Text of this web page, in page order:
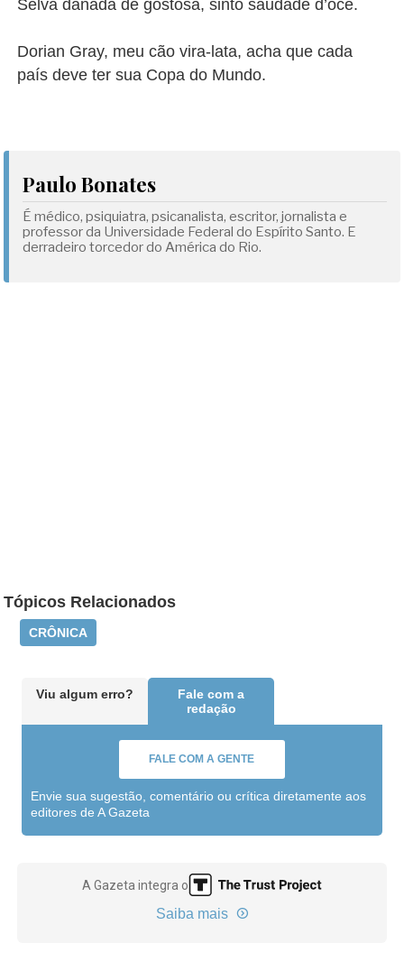
Selva danada de gostosa, sinto saudade d’ocê.
Dorian Gray, meu cão vira-lata, acha que cada
país deve ter sua Copa do Mundo.
Paulo Bonates
É médico, psiquiatra, psicanalista, escritor, jornalista e
professor da Universidade Federal do Espírito Santo. E
derradeiro torcedor do América do Rio.
Tópicos Relacionados
CRÔNICA
Viu algum erro?
Fale com a
redação
FALE COM A GENTE
Envie sua sugestão, comentário ou crítica diretamente aos
editores de A Gazeta
A Gazeta integra o
Saiba mais